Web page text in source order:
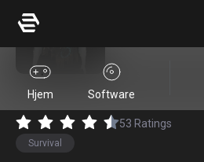
Hjem Software
Days Gone
53 Ratings
Survival